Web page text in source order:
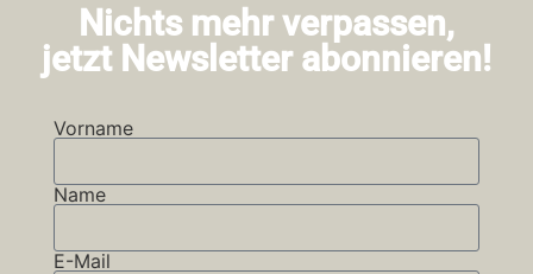
Nichts mehr verpassen,
jetzt Newsletter abonnieren!
Vorname
Name
E-Mail